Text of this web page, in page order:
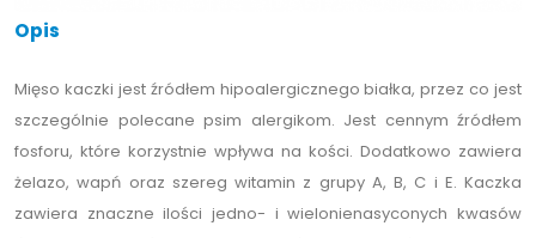
Opis
Mięso kaczki jest źródłem hipoalergicznego białka, przez co jest
szczególnie polecane psim alergikom. Jest cennym źródłem
fosforu, które korzystnie wpływa na kości. Dodatkowo zawiera
żelazo, wapń oraz szereg witamin z grupy A, B, C i E. Kaczka
zawiera znaczne ilości jedno- i wielonienasyconych kwasów